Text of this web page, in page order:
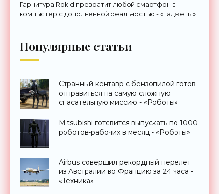
Гарнитура Rokid превратит любой смартфон в
компьютер с дополненной реальностью - «Гаджеты»
Популярные статьи
Странный кентавр с бензопилой готов
отправиться на самую сложную
спасательную миссию - «Роботы»
Mitsubishi готовится выпускать по 1000
роботов-рабочих в месяц - «Роботы»
Airbus совершил рекордный перелет
из Австралии во Францию за 24 часа -
«Техника»